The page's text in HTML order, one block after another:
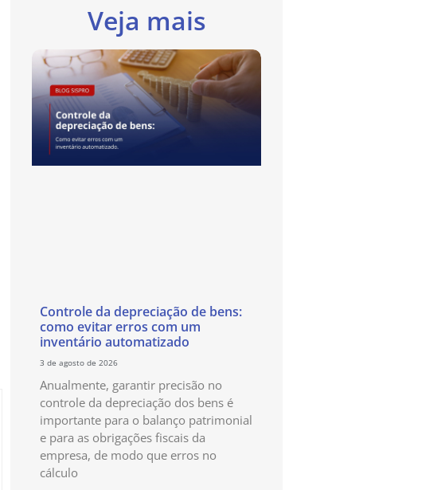
Veja mais
Controle da depreciação de bens:
como evitar erros com um
inventário automatizado
3 de agosto de 2026
Anualmente, garantir precisão no
controle da depreciação dos bens é
importante para o balanço patrimonial
e para as obrigações fiscais da
empresa, de modo que erros no
cálculo